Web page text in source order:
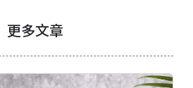
更多文章